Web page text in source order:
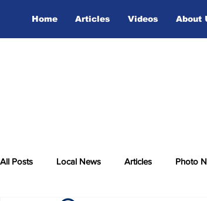
Home Articles Videos About
All Posts Local News Articles Photo